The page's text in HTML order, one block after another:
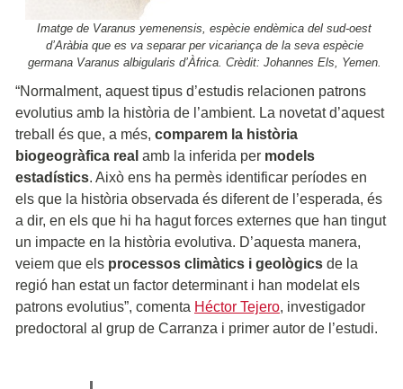
Imatge de Varanus yemenensis, espècie endèmica del sud-oest
d’Aràbia que es va separar per vicariança de la seva espècie
germana Varanus albigularis d’Àfrica. Crèdit: Johannes Els, Yemen.
“Normalment, aquest tipus d’estudis relacionen patrons
evolutius amb la història de l’ambient. La novetat d’aquest
treball és que, a més, comparem la història
biogeogràfica real amb la inferida per models
estadístics. Això ens ha permès identificar períodes en
els que la història observada és diferent de l’esperada, és
a dir, en els que hi ha hagut forces externes que han tingut
un impacte en la història evolutiva. D’aquesta manera,
veiem que els processos climàtics i geològics de la
regió han estat un factor determinant i han modelat els
patrons evolutius”, comenta Héctor Tejero, investigador
predoctoral al grup de Carranza i primer autor de l’estudi.